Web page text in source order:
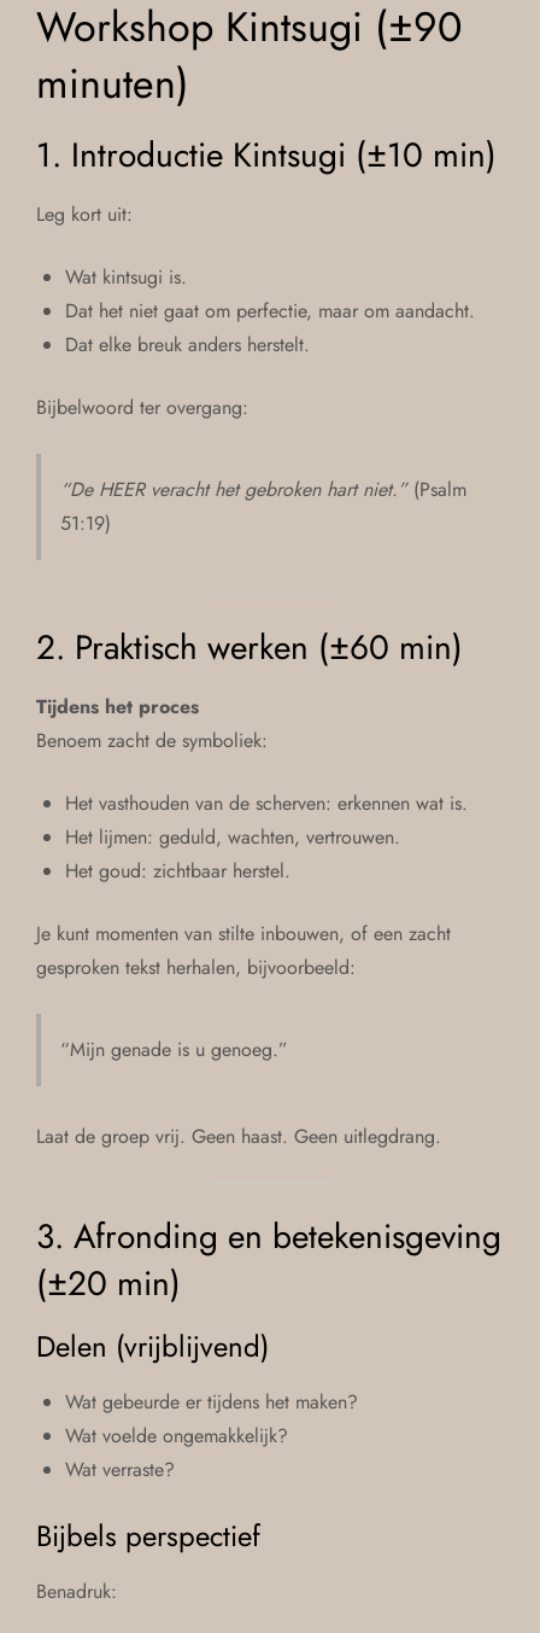
Workshop Kintsugi (±90
minuten)
1. Introductie Kintsugi (±10 min)
Leg kort uit:
Wat kintsugi is.
Dat het niet gaat om perfectie, maar om aandacht.
Dat elke breuk anders herstelt.
Bijbelwoord ter overgang:
“De HEER veracht het gebroken hart niet.”(Psalm
51:19)
2. Praktisch werken (±60 min)
Tijdens het proces
Benoem zacht de symboliek:
Het vasthouden van de scherven: erkennen wat is.
Het lijmen: geduld, wachten, vertrouwen.
Het goud: zichtbaar herstel.
Je kunt momenten van stilte inbouwen, of een zacht
gesproken tekst herhalen, bijvoorbeeld:
“Mijn genade is u genoeg.”
Laat de groep vrij. Geen haast. Geen uitlegdrang.
3. Afronding en betekenisgeving
(±20 min)
Delen (vrijblijvend)
Wat gebeurde er tijdens het maken?
Wat voelde ongemakkelijk?
Wat verraste?
Bijbels perspectief
Benadruk: